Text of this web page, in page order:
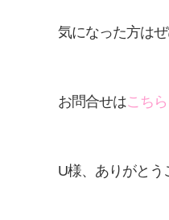
気になった方は
お問合せはこち
U様、ありがとう